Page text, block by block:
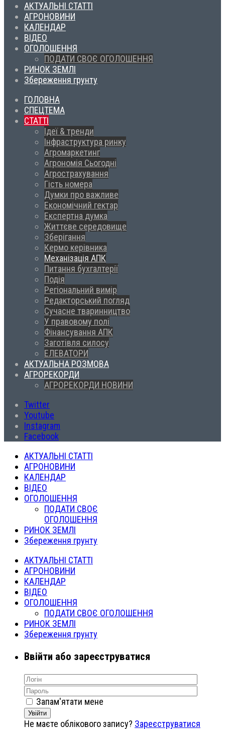
АКТУАЛЬНІ СТАТТІ
АГРОНОВИНИ
КАЛЕНДАР
ВІДЕО
ОГОЛОШЕННЯ
ПОДАТИ СВОЄ ОГОЛОШЕННЯ
РИНОК ЗЕМЛІ
Збереження грунту
ГОЛОВНА
СПЕЦТЕМА
СТАТТІ
Ідеї & тренди
Інфраструктура ринку
Агромаркетинг
Агрономія Сьогодні
Агрострахування
Гість номера
Думки про важливе
Економічний гектар
Експертна думка
Життєве середовище
Зберігання
Кермо керівника
Механізація АПК
Питання бухгалтерії
Подія
Регіональний вимір
Редакторський погляд
Сучасне тваринництво
У правовому полі
Фінансування АПК
Заготівля силосу
ЕЛЕВАТОРИ
АКТУАЛЬНА РОЗМОВА
АГРОРЕКОРДИ
АГРОРЕКОРДИ НОВИНИ
Twitter
Youtube
Instagram
Facebook
АКТУАЛЬНІ СТАТТІ
АГРОНОВИНИ
КАЛЕНДАР
ВІДЕО
ОГОЛОШЕННЯ
ПОДАТИ СВОЄ
ОГОЛОШЕННЯ
РИНОК ЗЕМЛІ
Збереження грунту
АКТУАЛЬНІ СТАТТІ
АГРОНОВИНИ
КАЛЕНДАР
ВІДЕО
ОГОЛОШЕННЯ
ПОДАТИ СВОЄ ОГОЛОШЕННЯ
РИНОК ЗЕМЛІ
Збереження грунту
Ввійти або зареєструватися
Запам'ятати мене
Увійти
Не маєте облікового запису? Зареєструватися